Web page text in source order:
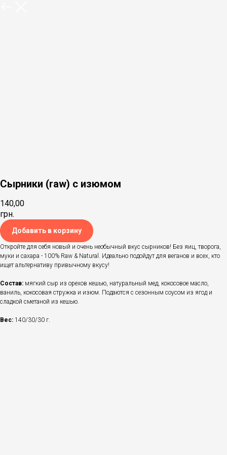
Сырники (raw) с изюмом
140,00
грн.
Добавить в корзину
Откройте для себя новый и очень необычный вкус сырников! Без яиц, творога,
муки и сахара - 100% Raw & Natural. Идеально подойдут для веганов и всех, кто
ищет альтернативу привычному вкусу!
Состав: мягкий сыр из орехов кешью, натуральный мед, кокосовое масло,
ваниль, кокосовая стружка и изюм. Подаются с сезонным соусом из ягод и
сладкой сметаной из кешью.
Вес: 140/30/30 г.